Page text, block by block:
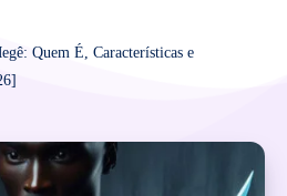
Quem É, Características e